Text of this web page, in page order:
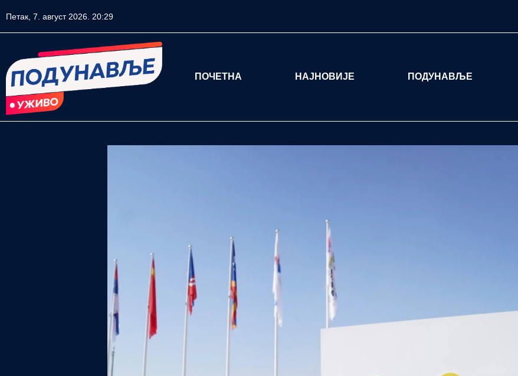
Петак, 7. август 2026. 20:29
ПОЧЕТНА НАЈНОВИЈЕ ПОДУНАВЉЕ